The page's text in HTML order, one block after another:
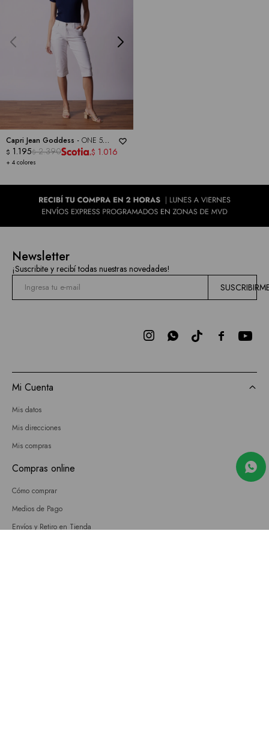
Capri Jean Goddess - ONE 5
ONE
+ 4 colores
$ 1.195$ 2.390 $ 1.016
Newsletter
¡Suscribite y recibí todas nuestras novedades!

 
Mi Cuenta
Mis datos
Mis direcciones
Mis compras
Compras online
Cómo comprar
Medios de Pago
Envíos y Retiro en Tienda